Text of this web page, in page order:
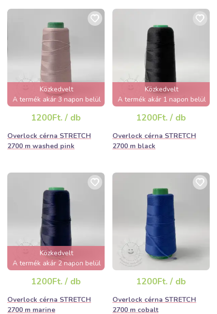
Közkedvelt
A termék akár 3 napon belül
1200Ft. / db
Overlock cérna STRETCH
2700 m washed pink
Közkedvelt
A termék akár 1 napon belül
1200Ft. / db
Overlock cérna STRETCH
2700 m black
Közkedvelt
A termék akár 2 napon belül
1200Ft. / db
Overlock cérna STRETCH
2700 m marine
1200Ft. / db
Overlock cérna STRETCH
2700 m cobalt